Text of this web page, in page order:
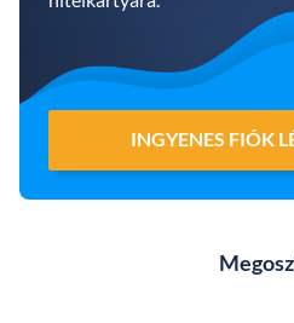
INGYENES FIÓK